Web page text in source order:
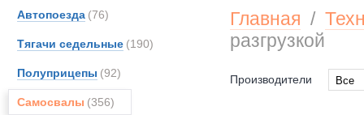
Автопоезда (76)
Тягачи седельные (190)
Полуприцепы (92)
Самосвалы (356)
Главная /
разгрузкой
Производители
Все